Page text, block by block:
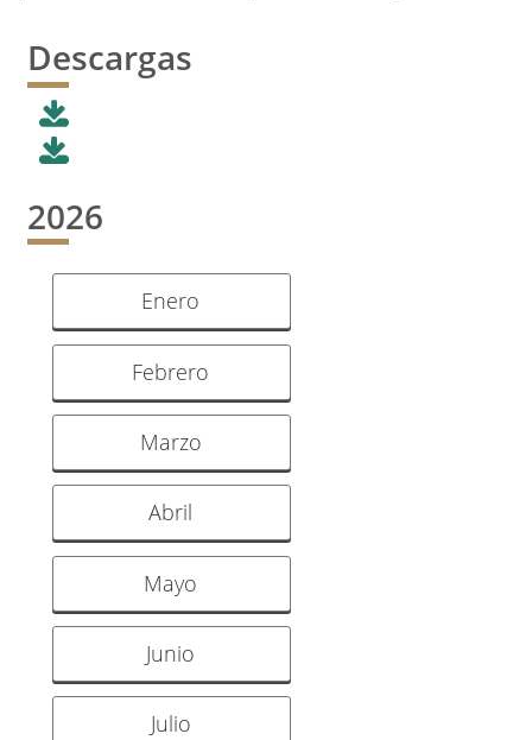
Descargas
2026
Enero
Febrero
Marzo
Abril
Mayo
Junio
Julio